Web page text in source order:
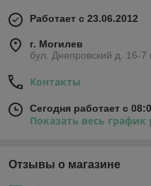
Работает с 23.06.2012
г. Могилев
бул. Днепровский д. 16-
Контакты
Сегодня работает с
Показать весь график
Отзывы о магазине